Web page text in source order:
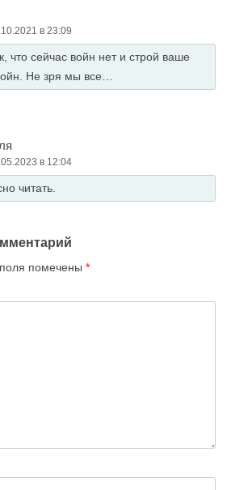
в 23:09
что сейчас войн нет и строй ваше
Не зря мы все…
в 12:04
читать.
помечены *